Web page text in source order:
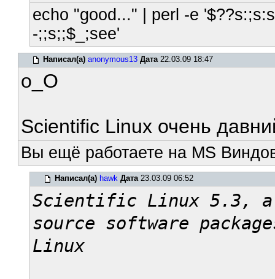
echo "good..." | perl -e
-;;s;;$_;see'
Написал(а) anonymous13 Дата22.03.09 18:47
o_O
Scientific Linux очень
Вы ещё работаете на MS
Написал(а) hawk Дата23.03.09 06:52
Scientific Linux 5.3,
source software
Linux